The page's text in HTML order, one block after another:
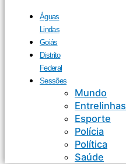
Águas
Lindas
Goiás
Distrito
Federal
Sessões
Mundo
Entrelinhas
Esporte
Polícia
Política
Saúde